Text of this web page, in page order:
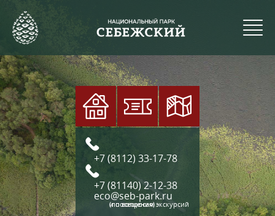
+7 (8112) 33-17-78
+7 (81140) 2-12-38
eco@seb-park.ru
(по вопросам экскурсий и посещения)